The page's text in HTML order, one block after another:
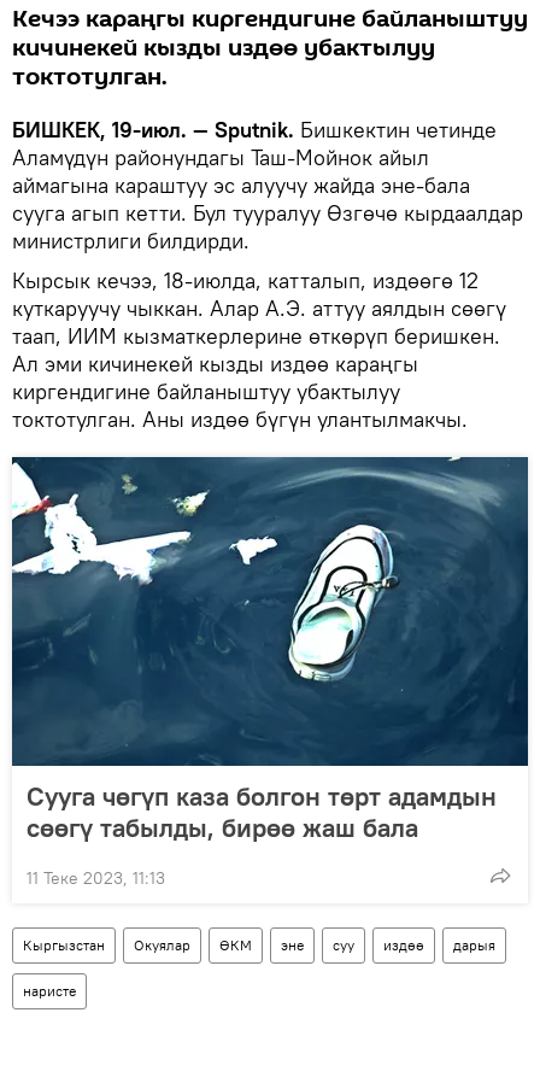
Кечээ караңгы киргендигине байланыштуу
кичинекей кызды издөө убактылуу
токтотулган.
БИШКЕК, 19-июл. — Sputnik. Бишкектин четинде
Аламүдүн районундагы Таш-Мойнок айыл
аймагына караштуу эс алуучу жайда эне-бала
сууга агып кетти. Бул тууралуу Өзгөчө кырдаалдар
министрлиги билдирди.
Кырсык кечээ, 18-июлда, катталып, издөөгө 12
куткаруучу чыккан. Алар А.Э. аттуу аялдын сөөгү
таап, ИИМ кызматкерлерине өткөрүп беришкен.
Ал эми кичинекей кызды издөө караңгы
киргендигине байланыштуу убактылуу
токтотулган. Аны издөө бүгүн улантылмакчы.
Сууга чөгүп каза болгон төрт адамдын
сөөгү табылды, бирөө жаш бала
11 Теке 2023, 11:13
Кыргызстан Окуялар ӨКМ эне суу издөө дарыя
наристе